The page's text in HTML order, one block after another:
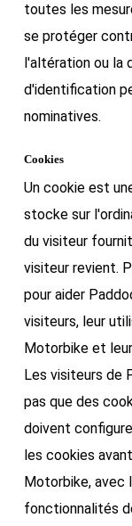
toutes les
se protéger
l'altération ou la
d'identification
nominatives.
Cookies
Un cookie est
stocke sur
du visiteur
visiteur revient.
pour aider
visiteurs, leur
Motorbike et
Les visiteurs de
pas que des
doivent
les cookies
Motorbike, avec
fonctionnalités